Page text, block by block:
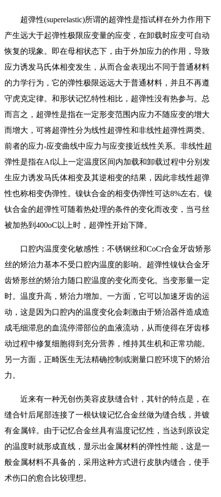
超弹性(superelastic)所谓的超弹性是指试样在外力作用下
产生远大于起弹性极限应变量的应变，在卸载时应变可自动
恢复的现象。即在母相状态下，由于外加应力的作用，导致
应力诱发马氏体相变发生，从而合金表现出不同于普通材料
的力学行为，它的弹性极限远远大于普通材料，并且不再遵
守虎克定律。和形状记忆特性相比，超弹性没有热参与。总
而言之，超弹性是指在一定形变范围内应力不随应变的增大
而增大，可将超弹性分为线性超弹性和非线性超弹性两类。
前者的应力-应变曲线中应力与应变接近线性关系。非线性超
弹性是指在Af以上一定温度区间内加载和卸载过程中分别发
生应力诱发马氏体相变及其逆相变的结果，因此非线性超弹
性也称相变伪弹性。镍钛合金的相变伪弹性可达8%左右。镍
钛合金的超弹性可随着热处理的条件的变化而改变，当弓丝
被加热到400oC以上时，超弹性开始下降。
口腔内温度变化敏感性：不锈钢丝和CoCr合金牙齿矫形
丝的矫治力基本不受口腔内温度的影响。超弹性镍钛合金牙
齿矫形丝的矫治力随口腔温度的变化而变化。当变形量一定
时。温度升高，矫治力增加。一方面，它可以加速牙齿的运
动，这是因为口腔内的温度变化会刺激由于矫治器件造成造
成毛细滞息的血流停滞部位的血液流动，从而使得在牙齿移
动过程中修复细胞得到充分营养，维持其生机和正常功能。
另一方面，正畸医生无法精确控制或测量口腔环境下的矫治
力。
近来有一种无创伤美容皮肤缝合针，其针的特点是，在
缝合针后尾部连接了一根钛镍记忆合金丝做为缝合线，并镀
有金属锌。由于记忆合金丝具有温度记忆性，当达到原设定
的温度时就形成直线，显示出金属材料的弹性性能，这是一
般金属材料不具备的，采用这种方式进行皮肤内缝合，使手
术伤口的愈合比较理想。